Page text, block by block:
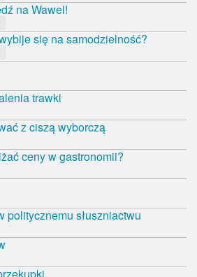
na Wawel!
się na samodzielność?
trawki
z ciszą wyborczą
ceny w gastronomii?
politycznemu słuszniactwu